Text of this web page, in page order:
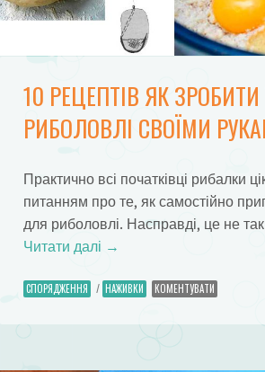
10 РЕЦЕПТІВ ЯК
РИБОЛОВЛІ СВОЇМИ
Практично всі початківці рибалки
питанням про те, як самостійно
для риболовлі. Насправді, це не
Читати далі →
СПОРЯДЖЕННЯ / НАЖИВКИ КОМЕНТУВАТИ